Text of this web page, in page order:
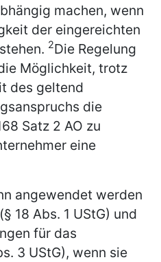
machen, wenn
der eingereichten
2Die Regelung
Möglichkeit, trotz
des geltend
die
Satz 2 AO zu
eine
angewendet werden
18 Abs. 1 UStG) und
für das
3 UStG), wenn sie